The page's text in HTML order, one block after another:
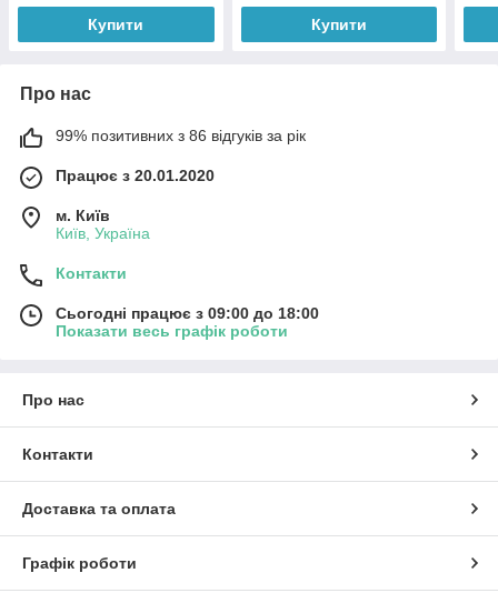
Купити Купити
Про нас
99% позитивних з 86 відгуків за рік
Працює з 20.01.2020
м. Київ
Київ, Україна
Контакти
Сьогодні працює з 09:00 до 18:00
Показати весь графік роботи
Про нас
Контакти
Доставка та оплата
Графік роботи